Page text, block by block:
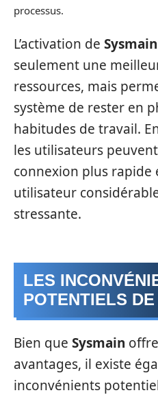
processus.
L’activation de Sysmain
seulement une
ressources, mais
système de rester en
habitudes de travail.
les utilisateurs
connexion plus rapide
utilisateur
stressante.
LES
POTENTIELS
Bien que Sysmain
avantages, il existe
inconvénients